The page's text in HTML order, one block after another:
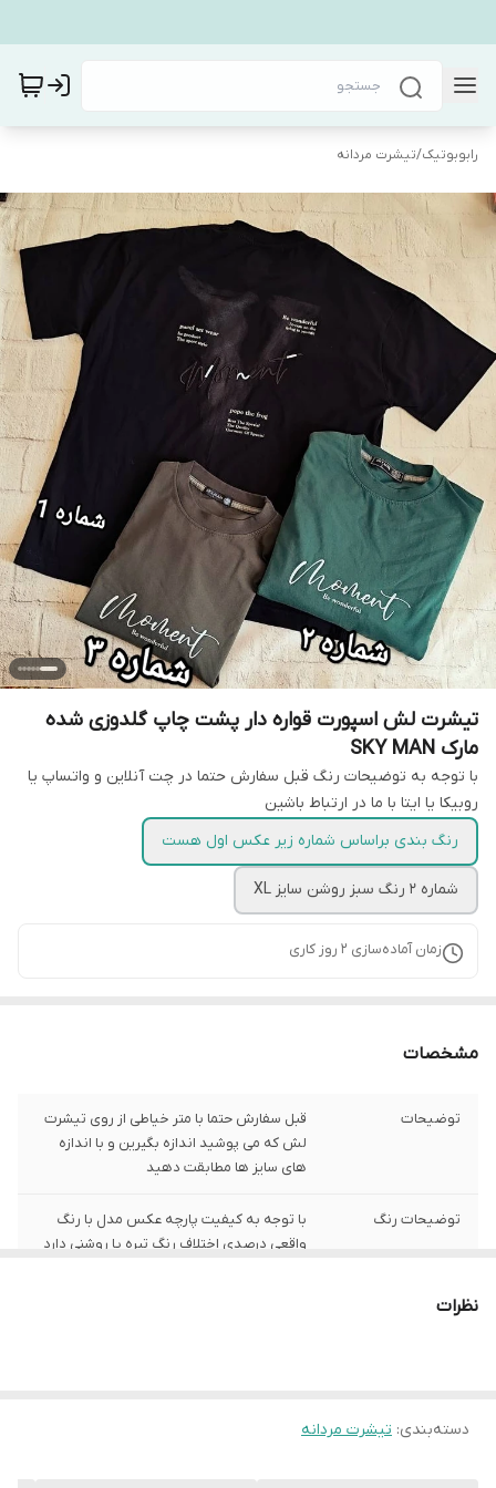
رابوبوتیک/تیشرت مردانه
تیشرت لش اسپورت قواره دار پشت چاپ گلدوزی شده
مارک SKY MAN
با توجه به توضیحات رنگ قبل سفارش حتما در چت آنلاین و واتساپ یا
روبیکا یا ایتا با ما در ارتباط باشین
رنگ بندی براساس شماره زیر عکس اول هست
شماره 2 رنگ سبز روشن سایز XL
زمان آماده‌سازی 2 روز کاری
مشخصات
توضیحات
قبل سفارش حتما با متر خیاطی از روی تیشرت
لش که می پوشید اندازه بگیرین و با اندازه
های سایز ها مطابقت دهید
توضیحات رنگ
با توجه به کیفیت پارچه عکس مدل با رنگ
واقعی درصدی اختلاف رنگ تیره یا روشنی دارد
شیوه اندازه گیری
سایز XL
نظرات
دسته‌بندی: تیشرت مردانه